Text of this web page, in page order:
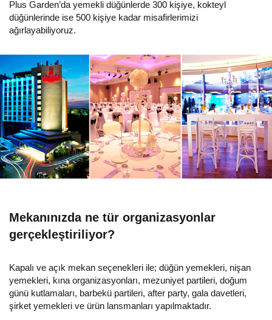
Plus Garden’da yemekli düğünlerde 300 kişiye, kokteyl
düğünlerinde ise 500 kişiye kadar misafirlerimizi
ağırlayabiliyoruz.
Mekanınızda ne tür organizasyonlar
gerçekleştiriliyor?
Kapalı ve açık mekan seçenekleri ile; düğün yemekleri, nişan
yemekleri, kına organizasyonları, mezuniyet partileri, doğum
günü kutlamaları, barbekü partileri, after party, gala davetleri,
şirket yemekleri ve ürün lansmanları yapılmaktadır.